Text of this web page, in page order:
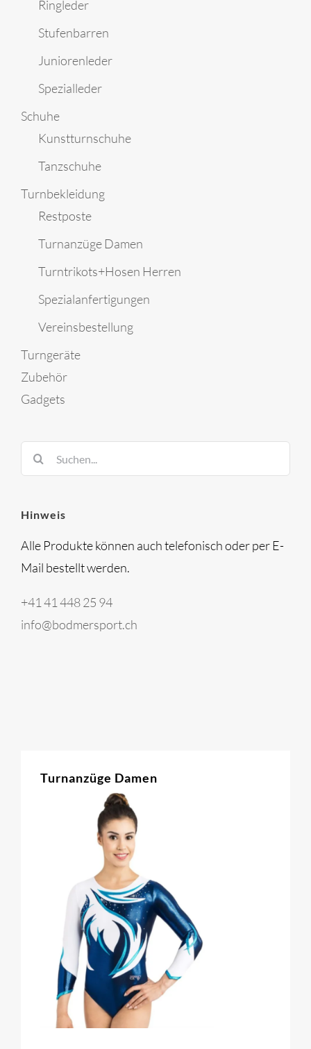
Turnanzüge Damen
Ringleder
Stufenbarren
Juniorenleder
Spezialleder
Schuhe
Kunstturnschuhe
Tanzschuhe
Turnbekleidung
Restposte
Turnanzüge Damen
Turntrikots+Hosen Herren
Spezialanfertigungen
Vereinsbestellung
Turngeräte
Zubehör
Gadgets
Suche
nach:
Hinweis
Alle Produkte können auch telefonisch oder per E-
Mail bestellt werden.
+41 41 448 25 94
info@bodmersport.ch